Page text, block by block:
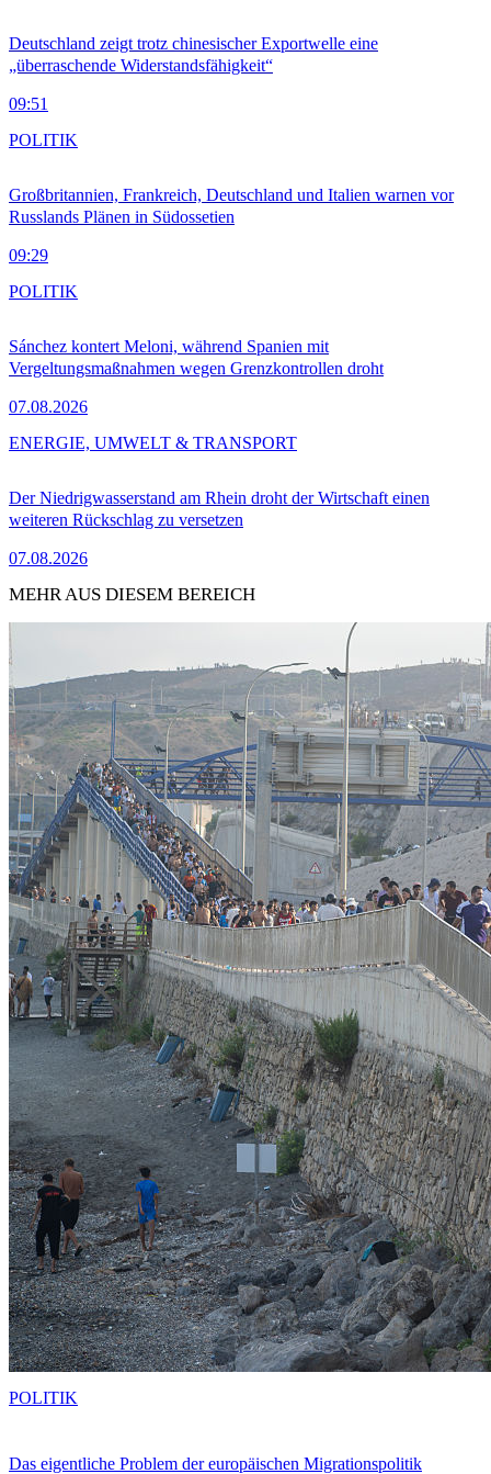
Deutschland zeigt trotz chinesischer Exportwelle eine
„überraschende Widerstandsfähigkeit“
09:51
Großbritannien, Frankreich, Deutschland und Italien warnen vor
Russlands Plänen in Südossetien
09:29
POLITIK
Sánchez kontert Meloni, während Spanien mit
Vergeltungsmaßnahmen wegen Grenzkontrollen droht
07.08.2026
POLITIK
Der Niedrigwasserstand am Rhein droht der Wirtschaft einen
weiteren Rückschlag zu versetzen
07.08.2026
ENERGIE, UMWELT & TRANSPORT
MEHR AUS DIESEM BEREICH
Das eigentliche Problem der europäischen Migrationspolitik
POLITIK